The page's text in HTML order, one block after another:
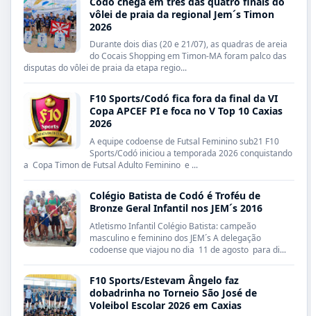
vôlei de praia da regional Jem´s Timon
2026
Durante dois dias (20 e 21/07), as quadras de areia
do Cocais Shopping em Timon-MA foram palco das
disputas do vôlei de praia da etapa regio...
F10 Sports/Codó fica fora da final da VI
Copa APCEF PI e foca no V Top 10 Caxias
2026
A equipe codoense de Futsal Feminino sub21 F10
Sports/Codó iniciou a temporada 2026 conquistando
a Copa Timon de Futsal Adulto Feminino e ...
Colégio Batista de Codó é Troféu de
Bronze Geral Infantil nos JEM´s 2016
Atletismo Infantil Colégio Batista: campeão
masculino e feminino dos JEM´s A delegação
codoense que viajou no dia 11 de agosto para di...
F10 Sports/Estevam Ângelo faz
dobadrinha no Torneio São José de
Voleibol Escolar 2026 em Caxias